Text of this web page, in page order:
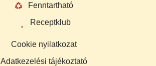
Fenntartható
Receptklub
Cookie nyilatkozat
Adatkezelési tájékoztató